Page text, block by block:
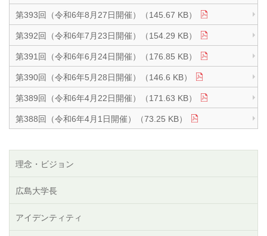
第393回（令和6年8月27日開催）（145.67 KB）
第392回（令和6年7月23日開催）（154.29 KB）
第391回（令和6年6月24日開催）（176.85 KB）
第390回（令和6年5月28日開催）（146.6 KB）
第389回（令和6年4月22日開催）（171.63 KB）
第388回（令和6年4月1日開催）（73.25 KB）
理念・ビジョン
広島大学長
アイデンティティ